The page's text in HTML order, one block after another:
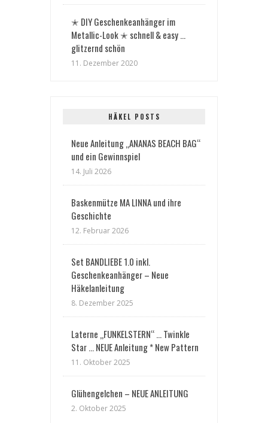
✭ DIY Geschenkeanhänger im
Metallic-Look ✭ schnell & easy …
glitzernd schön
11. Dezember 2020
HÄKEL POSTS
Neue Anleitung „ANANAS BEACH BAG“
und ein Gewinnspiel
14. Juli 2026
Baskenmütze MA LINNA und ihre
Geschichte
12. Februar 2026
Set BANDLIEBE 1.0 inkl.
Geschenkeanhänger – Neue
Häkelanleitung
8. Dezember 2025
Laterne „FUNKELSTERN“ … Twinkle
Star … NEUE Anleitung * New Pattern
11. Oktober 2025
Glühengelchen – NEUE ANLEITUNG
2. Oktober 2025